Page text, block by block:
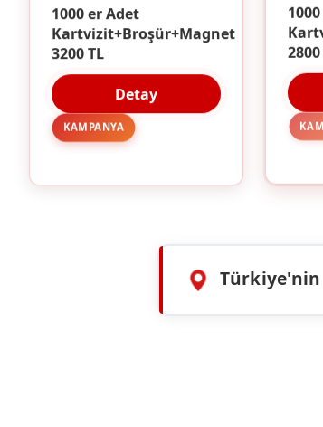
1000 er Adet
Kartvizit+Broşür+Magnet
3200 TL
Detay
KAMPANYA
Türkiye'nin